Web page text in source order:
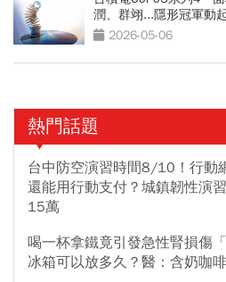
潤、群翊...隱形冠軍動
2026-05-06
熱門話題
台中防空演習時間8/10！行動
還能用行動支付？城鎮韌性演
15萬
喝一杯拿鐵竟引發急性腎損傷
冰箱可以放多久？醫：含奶咖